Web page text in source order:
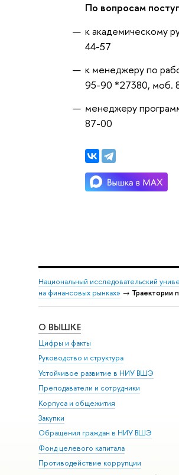
По вопросам
к академическому
44-57
к менеджеру по
95-90 *27380, моб.
менеджеру
87-00
Национальный исследовательский
на финансовых рынках» → Траектории
О ВЫШКЕ
Цифры и факты
Руководство и структура
Устойчивое развитие в НИУ ВШЭ
Преподаватели и сотрудники
Корпуса и общежития
Закупки
Обращения граждан в НИУ ВШЭ
Фонд целевого капитала
Противодействие коррупции